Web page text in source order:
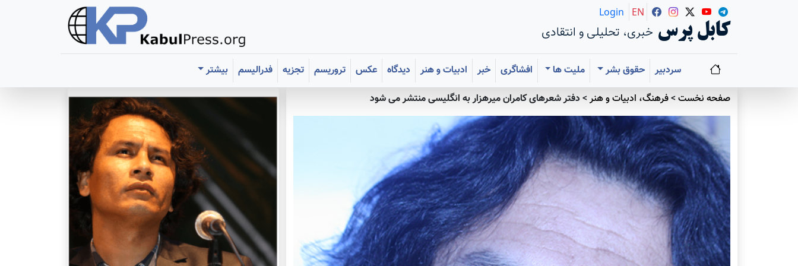
کابل پرس خبری، تحلیلی و انتقادی
Login EN
سردبیر حقوق بشر ملیت ها افشاگری خبر ادبیات و هنر دیدگاه عکس تروریسم تجزیه فدرالیسم
بیشتر
صفحه نخست>فرهنگ، ادبیات و هنر> دفتر شعرهای کامران میرهزار به انگلیسی منتشر می شود